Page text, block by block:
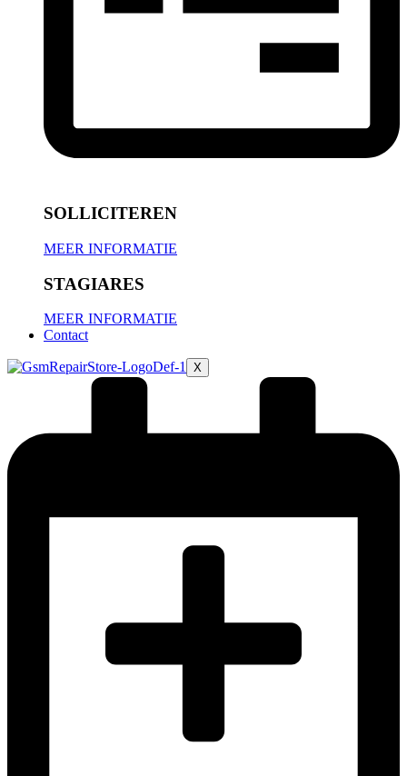
SOLLICITEREN
MEER INFORMATIE
STAGIARES
MEER INFORMATIE
Contact
X